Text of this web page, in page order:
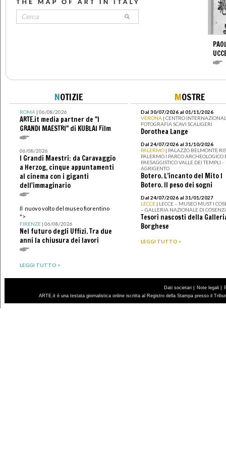
NOTIZIE
ROMA| 06/08/2026
ARTE.it media partner de "I
GRANDI MAESTRI" di KUBLAI Film
06/08/2026
I Grandi Maestri: da Caravaggio
a Herzog, cinque appuntamenti
al cinema con i giganti
dell'immaginario
Il nuovo volto del museo fiorentino
">
FIRENZE| 06/08/2026
Nel futuro degli Uffizi. Tra due
anni la chiusura dei lavori
LEGGI TUTTO >
MOSTRE
Dal 30/07/2026 al 01/11/2026
VERONA | CENTRO
FOTOGRAFIA SCAVI SCALIGERI
Dorothea Lange
Dal 24/07/2026 al 31/10/2026
PALERMO | PALAZZO BELMONTE
PALERMO I PARCO ARCHEOLOGICO
PAESAGGISTICO VALLE DEI TEMPLI -
AGRIGENTO
Botero. L’incanto del Mito I
Botero. Il peso dei sogni
Dal 24/07/2026 al 31/01/2027
LECCE | LECCE – MUSEO MUST I
– GALLERIA NAZIONALE DI
Tesori nascosti della
Borghese
LEGGI TUTTO >
Dati societari | Note legali |
ARTE.it è una testata giornalistica online iscritta al Registro della Stampa presso il